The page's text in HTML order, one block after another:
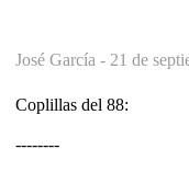
José García - 21 de
Coplillas del 88:
--------